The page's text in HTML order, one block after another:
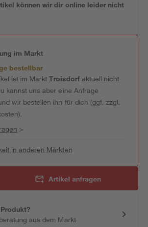
können wir dir online leider nicht
im Markt
bestellbar
ist im MarktTroisdorfaktuell nicht
kannst uns aber eine Anfrage
wir bestellen ihn für dich (ggf. zzgl.
>
in anderen Märkten
Artikel anfragen
aus dem Markt